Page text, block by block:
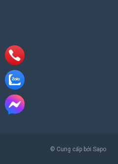
© Cung cấp bởi Sapo